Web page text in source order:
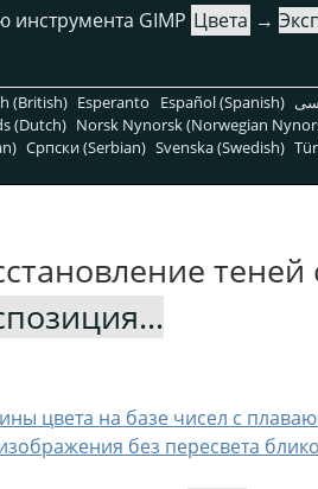
GIMP Цвета →
(British) Esperanto Español (Spanish)
(Dutch) Norsk Nynorsk (Norwegian
Српски (Serbian) Svenska (Swedish)
теней
цвета на базе чисел с
без пересвета